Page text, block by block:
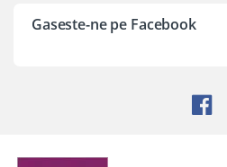
Gaseste-ne pe Facebook